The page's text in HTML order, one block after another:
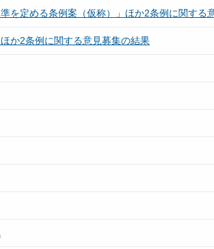
を定める条例案（仮称）」ほか2条例に関する
か2条例に関する意見募集の結果